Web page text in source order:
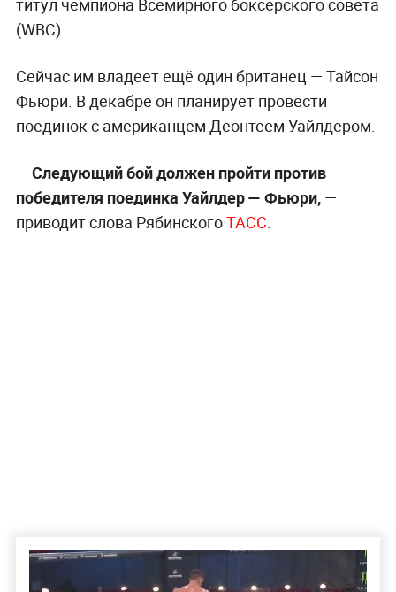
(WBC).
Сейчас им владеет ещё один британец — Тайсон
Фьюри. В декабре он планирует провести
поединок с американцем Деонтеем Уайлдером.
— Следующий бой должен пройти против
победителя поединка Уайлдер — Фьюри,—
приводит слова РябинскогоТАСС